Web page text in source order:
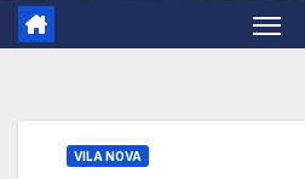
VILA NOVA